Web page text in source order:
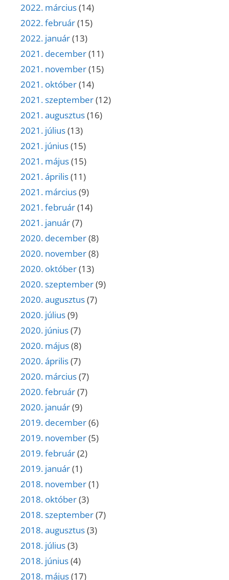
2022. március(14)
2022. február(15)
2022. január(13)
2021. december(11)
2021. november(15)
2021. október(14)
2021. szeptember(12)
2021. augusztus(16)
2021. július(13)
2021. június(15)
2021. május(15)
2021. április(11)
2021. március(9)
2021. február(14)
2021. január(7)
2020. december(8)
2020. november(8)
2020. október(13)
2020. szeptember(9)
2020. augusztus(7)
2020. július(9)
2020. június(7)
2020. május(8)
2020. április(7)
2020. március(7)
2020. február(7)
2020. január(9)
2019. december(6)
2019. november(5)
2019. február(2)
2019. január(1)
2018. november(1)
2018. október(3)
2018. szeptember(7)
2018. augusztus(3)
2018. július(3)
2018. június(4)
2018. május(17)